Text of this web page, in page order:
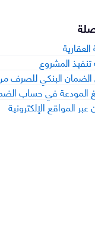
المشروع
البنكي للصرف
المودعة في حساب
المواقع الإلكترونية